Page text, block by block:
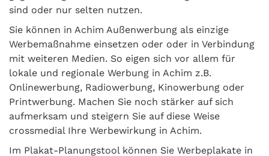
sind oder nur selten nutzen.
Sie können in Achim Außenwerbung als einzige
Werbemaßnahme einsetzen oder oder in Verbindung
mit weiteren Medien. So eigen sich vor allem für
lokale und regionale Werbung in Achim z.B.
Onlinewerbung, Radiowerbung, Kinowerbung oder
Printwerbung. Machen Sie noch stärker auf sich
aufmerksam und steigern Sie auf diese Weise
crossmedial Ihre Werbewirkung in Achim.
Im Plakat-Planungstool können Sie Werbeplakate in